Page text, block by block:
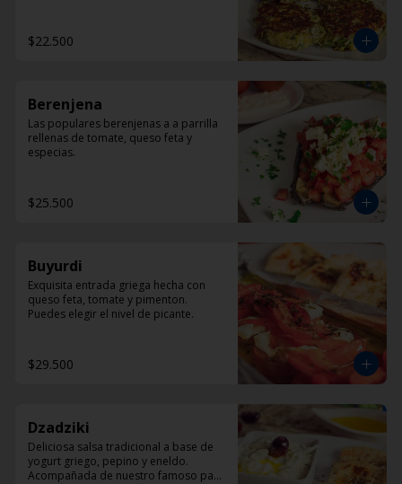
$22.500
Berenjena
Las populares berenjenas a a parrilla
rellenas de tomate, queso feta y
especias.
$25.500
Buyurdi
Exquisita entrada griega hecha con
queso feta, tomate y pimenton.
Puedes elegir el nivel de picante.
$29.500
Dzadziki
Deliciosa salsa tradicional a base de
yogurt griego, pepino y eneldo.
Acompañada de nuestro famoso pan